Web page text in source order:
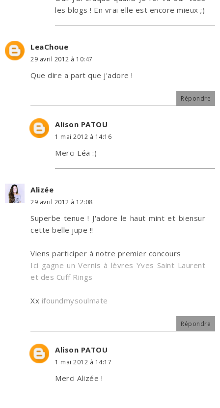
les blogs ! En vrai elle est encore mieux ;)
LeaChoue
29 avril 2012 à 10:47
Que dire a part que j'adore !
Répondre
Alison PATOU
1 mai 2012 à 14:16
Merci Léa :)
Alizée
29 avril 2012 à 12:08
Superbe tenue ! J'adore le haut mint et biensur
cette belle jupe !!
Viens participer à notre premier concours
Ici gagne un Vernis à lèvres Yves Saint Laurent
et des Cuff Rings
Xx ifoundmysoulmate
Répondre
Alison PATOU
1 mai 2012 à 14:17
Merci Alizée !